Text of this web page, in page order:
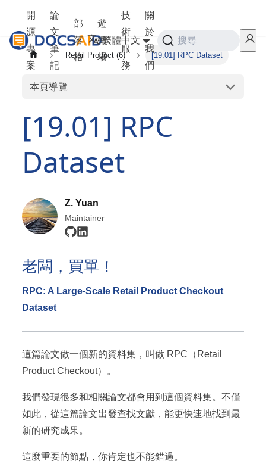
開
源
專
案
論
文
筆
記
部
落
格
遊
樂
場
技
術
服
務
關
於
我
們
繁體中文 搜尋
Retail Product (6) [19.01] RPC Dataset
本頁導覽
[19.01] RPC
Dataset
Z. Yuan
Maintainer
老闆，買單！
RPC: A Large-Scale Retail Product Checkout
Dataset
這篇論文做一個新的資料集，叫做 RPC（Retail
Product Checkout）。
我們發現很多和相關論文都會用到這個資料集。不僅
如此，從這篇論文出發查找文獻，能更快速地找到最
新的研究成果。
這麼重要的節點，你肯定也不能錯過。